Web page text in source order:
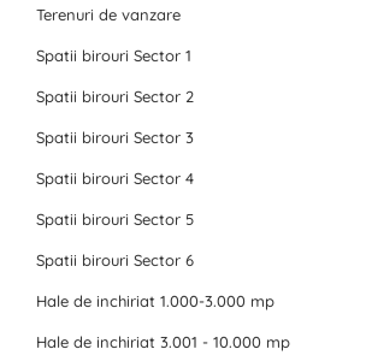
Terenuri de vanzare
Spatii birouri Sector 1
Spatii birouri Sector 2
Spatii birouri Sector 3
Spatii birouri Sector 4
Spatii birouri Sector 5
Spatii birouri Sector 6
Hale de inchiriat 1.000-3.000 mp
Hale de inchiriat 3.001 - 10.000 mp